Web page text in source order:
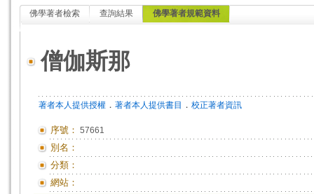
佛學著者檢索 查詢結果 佛學著者規範資料
僧伽斯那
著者本人提供授權 ． 著者本人提供書目 ． 校正著者資訊
序號： 57661
別名：
分類：
網站：